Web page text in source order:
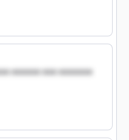
xxxxxx xxx xxxxxxx